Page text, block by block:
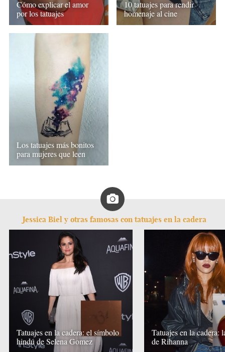
Cómo explicar el amor
por los tatuajes
10 tatuajes para rendir
homenaje al cine
Los tatuajes más bonitos
para mujeres que leen
Jessica Biel y otras famosas con tatuajes en la cadera
Tatuajes en la cadera: el símbolo
hindú de Selena Gomez
Tatuajes en la cadera:
de Rihanna